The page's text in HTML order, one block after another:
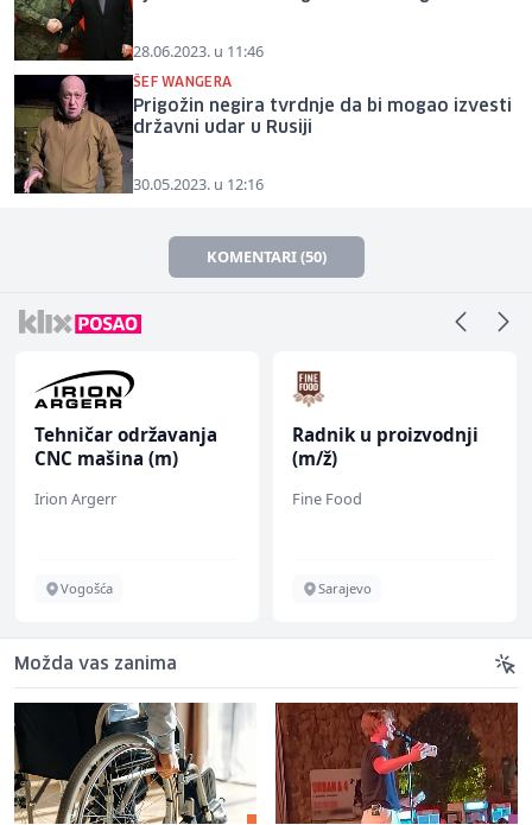
28.06.2023. u 11:46
ŠEF WANGERA
Prigožin negira tvrdnje da bi mogao izvesti
državni udar u Rusiji
30.05.2023. u 12:16
KOMENTARI (50)
Tehničar održavanja
CNC mašina (m)
Irion Argerr
Vogošća
Radnik u proizvodnji
(m/ž)
Fine Food
Sarajevo
Možda vas zanima